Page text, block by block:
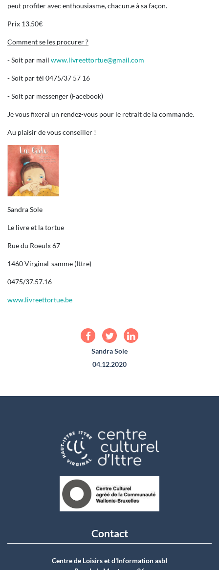
peut profiter avec enthousiasme, chacun.e à sa façon.
Prix 13,50€
Comment se les procurer ?
- Soit par mail www.livreettortue@gmail.com
- Soit par tél 0475/37 57 16
- Soit par messenger (Facebook)
Je vous fixerai un rendez-vous pour le retrait de la commande.
Au plaisir de vous conseiller !
Sandra Sole
Le livre et la tortue
Rue du Roeulx 67
1460 Virginal-samme (Ittre)
0475/37.57.16
www.livreettortue.be
Sandra Sole
04.12.2020
Contact
Centre de Loisirs et d'Information asbI